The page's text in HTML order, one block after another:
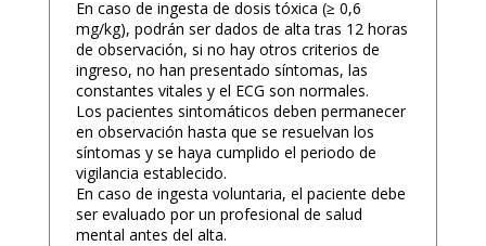
En caso de ingesta de dosis tóxica (≥ 0,6
mg/kg), podrán ser dados de alta tras 12 horas
de observación, si no hay otros criterios de
ingreso, no han presentado síntomas, las
constantes vitales y el ECG son normales.
Los pacientes sintomáticos deben permanecer
en observación hasta que se resuelvan los
síntomas y se haya cumplido el periodo de
vigilancia establecido.
En caso de ingesta voluntaria, el paciente debe
ser evaluado por un profesional de salud
mental antes del alta.